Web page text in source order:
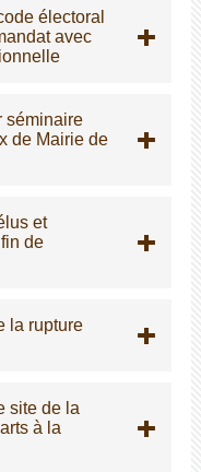
électoral
avec
séminaire
de Mairie de
et
de
la rupture
site de la
à la